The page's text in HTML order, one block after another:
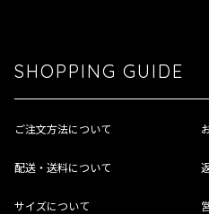
SHOPPING GUIDE
ご注文方法について
配送・送料について
サイズについて